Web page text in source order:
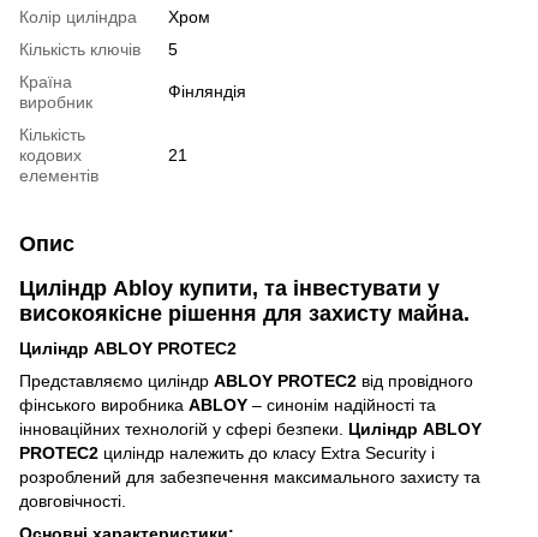
Колір циліндра
Хром
Кількість ключів
5
Країна
виробник
Фінляндія
Кількість
кодових
елементів
21
Опис
Циліндр Abloy купити, та інвестувати у
високоякісне рішення для захисту майна.
Циліндр ABLOY PROTEC2
Представляємо циліндр ABLOY PROTEC2 від провідного
фінського виробника ABLOY – синонім надійності та
інноваційних технологій у сфері безпеки. Циліндр ABLOY
PROTEC2 циліндр належить до класу Extra Security і
розроблений для забезпечення максимального захисту та
довговічності.